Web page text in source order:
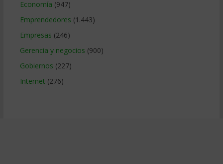
Economía (947)
Emprendedores (1.443)
Empresas (246)
Gerencia y negocios (900)
Gobiernos (227)
Internet (276)